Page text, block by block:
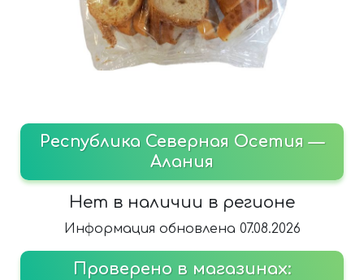
Республика Северная Осетия —
Алания
Нет в наличии в регионе
Информация обновлена 07.08.2026
Проверено в магазинах: